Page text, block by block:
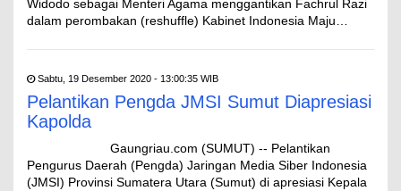
Widodo sebagai Menteri Agama menggantikan Fachrul Razi
dalam perombakan (reshuffle) Kabinet Indonesia Maju…
Sabtu, 19 Desember 2020 - 13:00:35 WIB
Pelantikan Pengda JMSI Sumut Diapresiasi
Kapolda
Gaungriau.com (SUMUT) -- Pelantikan
Pengurus Daerah (Pengda) Jaringan Media Siber Indonesia
(JMSI) Provinsi Sumatera Utara (Sumut) di apresiasi Kepala